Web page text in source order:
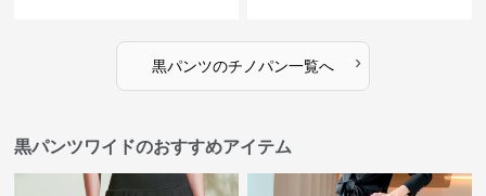
黒パンツのチノパン一覧へ ›
黒パンツワイドのおすすめアイテム